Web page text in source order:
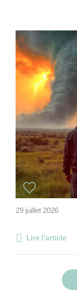
29 juillet 2026
Lire l'article